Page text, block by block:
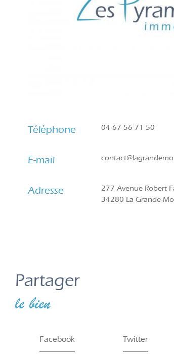
Téléphone 04 67 56 71 50
E-mail
Adresse
277 Avenue Robert
34280 La Grande-
partager
le bien
Facebook Twitter